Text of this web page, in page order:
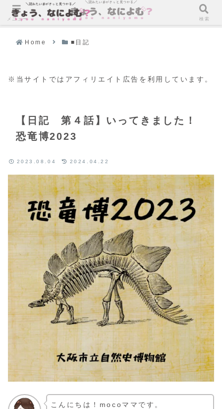
Home ■日記
※当サイトではアフィリエイト広告を利用しています。
【日記 第４話】いってきました！
恐竜博2023
2023.08.04 2024.04.22
こんにちは！mocoママです。
メニュー 検索